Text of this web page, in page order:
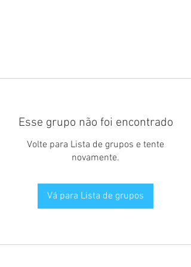
Esse grupo não foi encontrado
Volte para Lista de grupos e tente
novamente.
Vá para Lista de grupos